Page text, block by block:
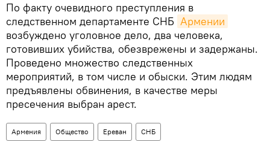
По факту очевидного преступления в
следственном департаменте СНБ Армении
возбуждено уголовное дело, два человека,
готовивших убийства, обезврежены и задержаны.
Проведено множество следственных
мероприятий, в том числе и обыски. Этим людям
предъявлены обвинения, в качестве меры
пресечения выбран арест.
Армения Общество Ереван СНБ